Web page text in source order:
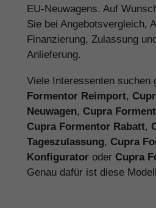
EU-Neuwagens. Auf
Sie bei Angebotsvergleich,
Finanzierung, Zulassung
Anlieferung.
Viele Interessenten suchen
Formentor Reimport,
Neuwagen, Cupra
Cupra Formentor Rabatt,
Tageszulassung, Cupra
Konfigurator oder Cupra
Genau dafür ist diese